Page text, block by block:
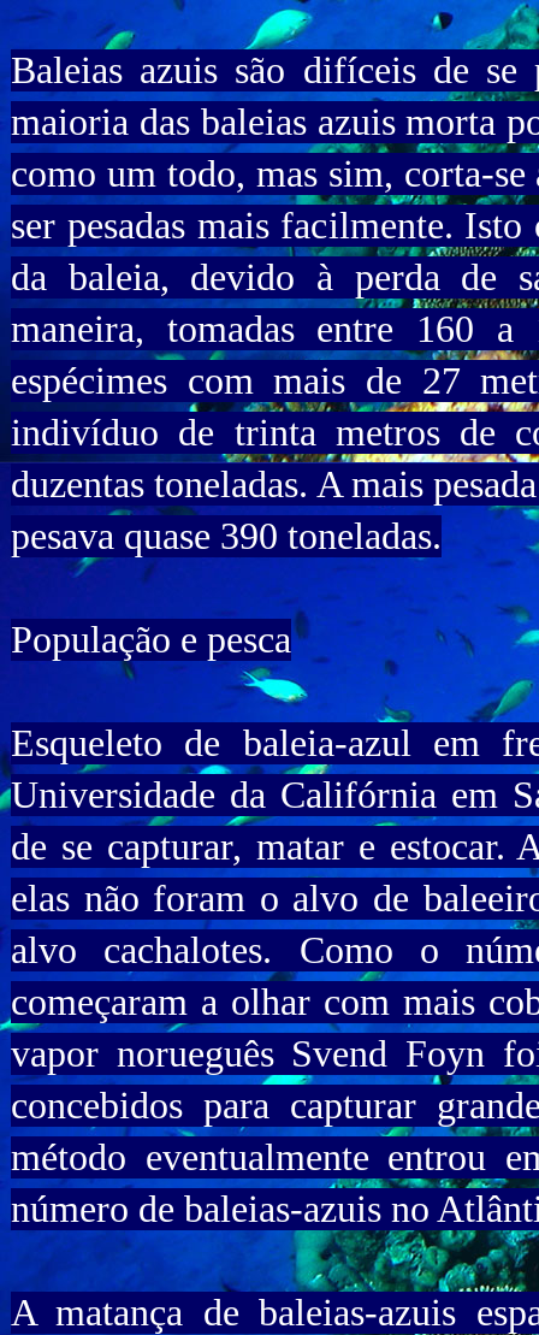
Baleias azuis são difíceis de
maioria das baleias azuis morta
como um todo, mas sim, corta-se
ser pesadas mais facilmente.
da baleia, devido à perda de
maneira, tomadas entre 160 a
espécimes com mais de 27
indivíduo de trinta metros de
duzentas toneladas. A mais
pesava quase 390 toneladas.
População e pesca
Esqueleto de baleia-azul em
Universidade da Califórnia em
de se capturar, matar e estocar.
elas não foram o alvo de
alvo cachalotes. Como o
começaram a olhar com mais
vapor norueguês Svend Foyn
concebidos para capturar
método eventualmente
número de baleias-azuis no
A matança de baleias-azuis